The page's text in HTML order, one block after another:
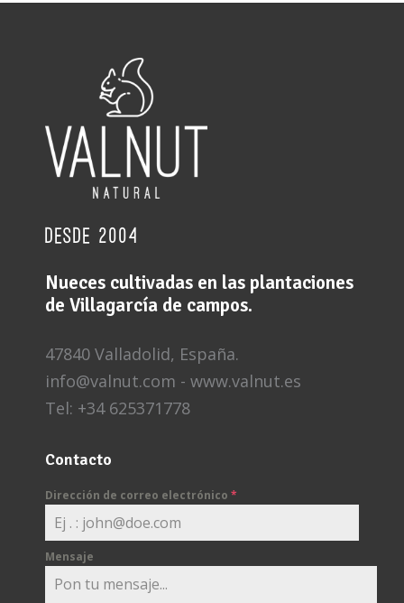
desde 2004
Nueces cultivadas en las plantaciones
de Villagarcía de campos.
47840 Valladolid, España.
info@valnut.com - www.valnut.es
Tel: +34 625371778
Contacto
Dirección de correo electrónico *
Mensaje